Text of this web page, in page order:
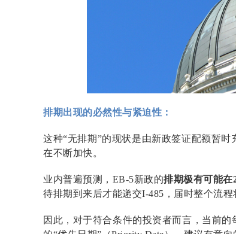
排期出现的必然性与紧迫性：
这种“无排期”的现状是由新政签证配额暂
在不断加快。
业内普遍预测，EB-5新政的排期极有可能在
待排期到来后才能递交I-485，届时整个流程
因此，对于符合条件的投资者而言，当前